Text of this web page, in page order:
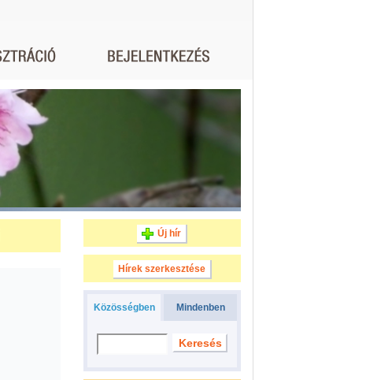
Új hír
Hírek szerkesztése
Közösségben Mindenben